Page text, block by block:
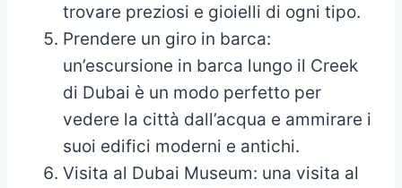
trovare preziosi e gioielli di ogni tipo.
Prendere un giro in barca:
un’escursione in barca lungo il Creek
di Dubai è un modo perfetto per
vedere la città dall’acqua e ammirare i
suoi edifici moderni e antichi.
Visita al Dubai Museum: una visita al